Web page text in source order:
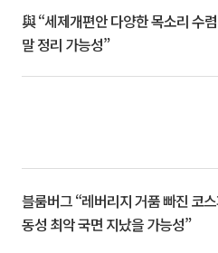
與 “세제개편안 다양한 목소리 수
말 정리 가능성”
블룸버그 “레버리지 거품 빠진 코
동성 최악 국면 지났을 가능성”